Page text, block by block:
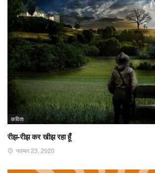
कविता
रीझ-रीझ कर खीझ रहा हूँ
नवम्बर 23, 2020